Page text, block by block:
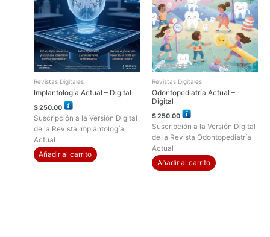
Revistas Digitales
Implantología Actual – Digital
$250.00
Suscripción a la Versión Digital
de la Revista Implantología
Actual
Añadir al carrito
Revistas Digitales
Odontopediatría Actual –
Digital
$250.00
Suscripción a la Versión Digital
de la Revista Odontopediatría
Actual
Añadir al carrito